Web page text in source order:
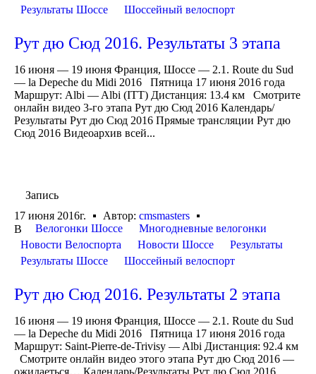
Результаты Шоссе
Шоссейный велоспорт
Рут дю Сюд 2016. Результаты 3 этапа
16 июня — 19 июня Франция, Шоссе — 2.1. Route du Sud
— la Depeche du Midi 2016 Пятница 17 июня 2016 года
Маршрут: Albi — Albi (ITT) Дистанция: 13.4 км Смотрите
онлайн видео 3-го этапа Рут дю Сюд 2016 Календарь/
Результаты Рут дю Сюд 2016 Прямые трансляции Рут дю
Сюд 2016 Видеоархив всей...
Запись
17 июня 2016г.
Автор: cmsmasters
В
Велогонки Шоссе
Многодневные велогонки
Новости Велоспорта
Новости Шоссе
Результаты
Результаты Шоссе
Шоссейный велоспорт
Рут дю Сюд 2016. Результаты 2 этапа
16 июня — 19 июня Франция, Шоссе — 2.1. Route du Sud
— la Depeche du Midi 2016 Пятница 17 июня 2016 года
Маршрут: Saint-Pierre-de-Trivisy — Albi Дистанция: 92.4 км
Смотрите онлайн видео этого этапа Рут дю Сюд 2016 —